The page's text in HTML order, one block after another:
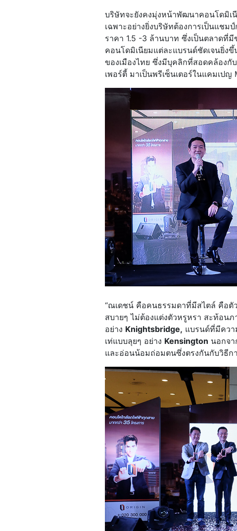
บริษัทจะยังคงมุ่งหน้าพัฒนาคอนโดมิเนี
เฉพาะอย่างยิ่งบริษัทต้องการเป็นแชม
ราคา 1.5 -3 ล้านบาท ซึ่งเป็นตลาด
คอนโดมิเนียมแต่ละแบรนด์ชัดเจนยิ่ง
ของเมืองไทย ซึ่งมีบุคลิกที่สอดคล้อง
เพอร์ตี้ มาเป็นพรีเซ็นเตอร์ในแคมเปญ
“ณเดชน์ คือคนธรรมดาที่มีสไตล์ คือตั
สบายๆ ไม่ต้องแต่งตัวหรูหรา สะท้อน
อย่าง Knightsbridge, แบรนด์ที่มีควา
เท่แบบลุยๆ อย่าง Kensington นอกจา
และอ่อนน้อมถ่อมตนซึ่งตรงกันกับวิธีก